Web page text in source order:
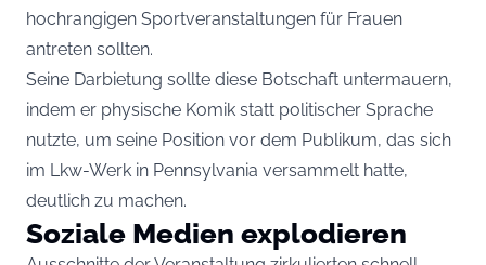
hochrangigen Sportveranstaltungen für Frauen
antreten sollten.
Seine Darbietung sollte diese Botschaft untermauern,
indem er physische Komik statt politischer Sprache
nutzte, um seine Position vor dem Publikum, das sich
im Lkw-Werk in Pennsylvania versammelt hatte,
deutlich zu machen.
Soziale Medien explodieren